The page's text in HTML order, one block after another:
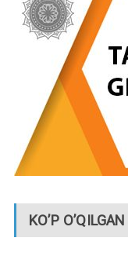
KO’P O’QILGAN